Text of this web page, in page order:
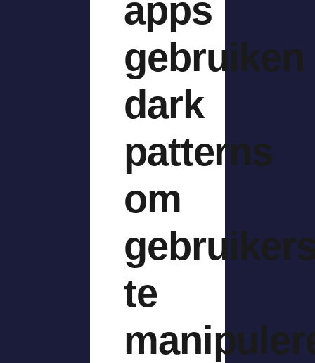
apps
gebruiken
dark
patterns
om
te